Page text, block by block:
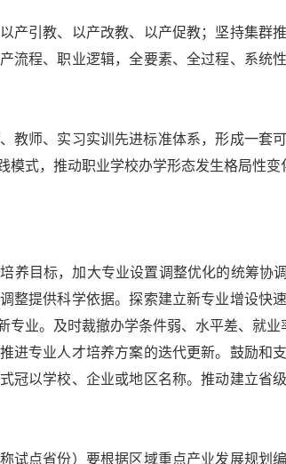
引教、以产改教、以产促教；坚持集群
流程、职业逻辑，全要素、全过程、系统
师、实习实训先进标准体系，形成一套
模式，推动职业学校办学形态发生格局性
目标，加大专业设置调整优化的统筹协
整提供科学依据。探索建立新专业增设快
业。及时裁撤办学条件弱、水平差、就业
进专业人才培养方案的迭代更新。鼓励和
冠以学校、企业或地区名称。推动建立省
点省份）要根据区域重点产业发展规划